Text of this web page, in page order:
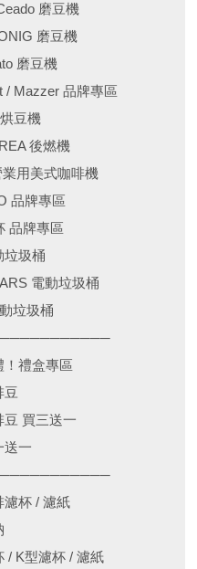
磨豆機
磨豆機
磨豆機
/ Mazzer 品牌專區
豆機
後燃機
用美式咖啡機
品牌專區
品牌專區
垃圾桶
電動垃圾桶
垃圾桶
！禮盒專區
豆
豆 買三送一
送一
濾杯 / 濾紙
/ K型濾杯 / 濾紙